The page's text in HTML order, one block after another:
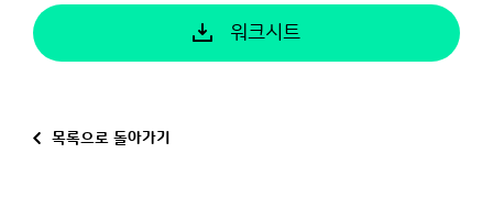
워크시트
목록으로 돌아가기